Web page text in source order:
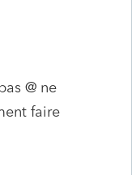
@ ne
faire